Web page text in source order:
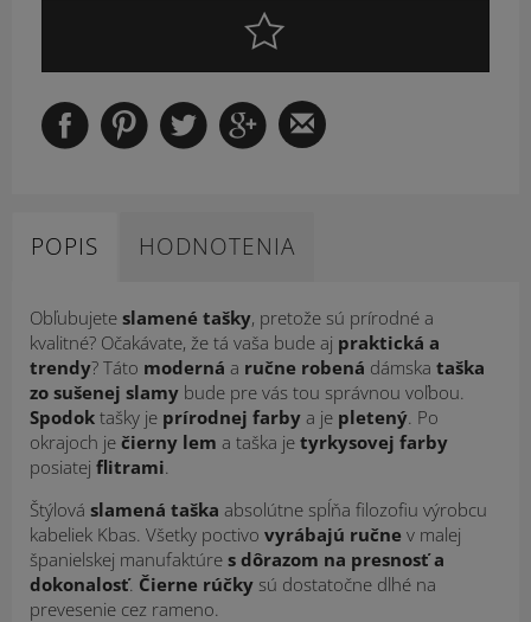
POPIS HODNOTENIA
Obľubujete slamené tašky, pretože sú prírodné a
kvalitné? Očakávate, že tá vaša bude aj praktická a
trendy? Táto moderná a ručne robená dámska taška
zo sušenej slamy bude pre vás tou správnou voľbou.
Spodok tašky je prírodnej farby a je pletený. Po
okrajoch je čierny lem a taška je tyrkysovej farby
posiatej flitrami.
Štýlová slamená taška absolútne spĺňa filozofiu výrobcu
kabeliek Kbas. Všetky poctivo vyrábajú ručne v malej
španielskej manufaktúre s dôrazom na presnosť a
dokonalosť. Čierne rúčky sú dostatočne dlhé na
prevesenie cez rameno.